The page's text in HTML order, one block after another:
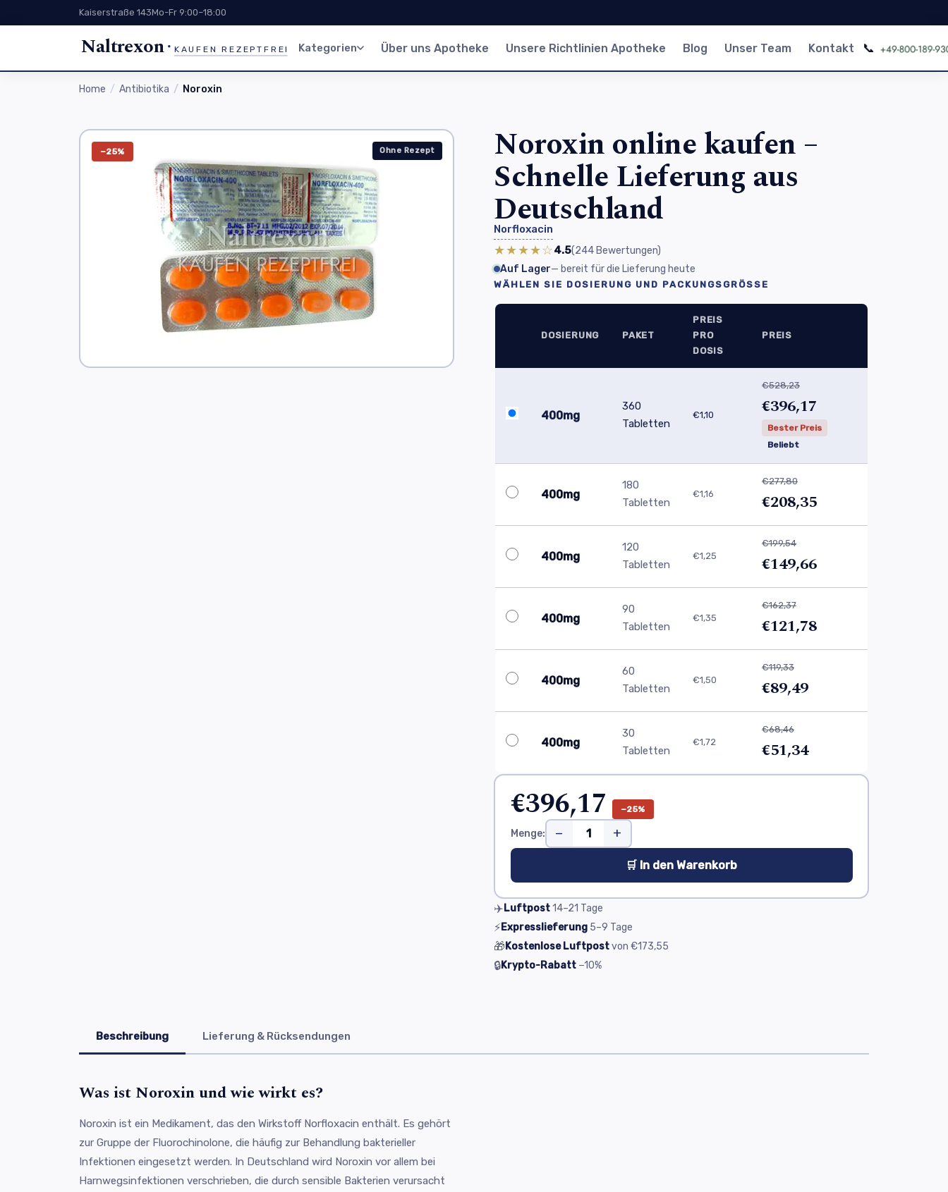
Kaiserstraße 143Mo-Fr 9:00–18:00
Naltrexon KAUFEN REZEPTFREI Kategorien Über uns Apotheke Unsere Richtlinien Apotheke Blog Unser Team Kontakt 📞
Home Antibiotika Noroxin
−25% Ohne Rezept Noroxin online kaufen –
Schnelle Lieferung aus
Deutschland
Norfloxacin
★★★★☆4.5(244 Bewertungen)
Auf Lager— bereit für die Lieferung heute
WÄHLEN SIE DOSIERUNG UND PACKUNGSGRÖSSE
DOSIERUNG PAKET
PREIS
PRO
DOSIS
PREIS
400mg
360
Tabletten
€1,10
€528,23
€396,17
Bester Preis
Beliebt
400mg
180
Tabletten
€1,16
€277,80
€208,35
400mg
120
Tabletten
€1,25
€199,54
€149,66
400mg
90
Tabletten
€1,35
€162,37
€121,78
400mg
60
Tabletten
€1,50
€119,33
€89,49
400mg
30
Tabletten
€1,72
€68,46
€51,34
€396,17 −25%
Menge: − +
🛒 In den Warenkorb
✈️Luftpost14–21 Tage
⚡Expresslieferung 5–9 Tage
🎁Kostenlose Luftpostvon €173,55
🔒Krypto-Rabatt −10%
Beschreibung Lieferung & Rücksendungen
Was ist Noroxin und wie wirkt es?
Noroxin ist ein Medikament, das den Wirkstoff Norfloxacin enthält. Es gehört
zur Gruppe der Fluorochinolone, die häufig zur Behandlung bakterieller
Infektionen eingesetzt werden. In Deutschland wird Noroxin vor allem bei
Harnwegsinfektionen verschrieben, die durch sensible Bakterien verursacht